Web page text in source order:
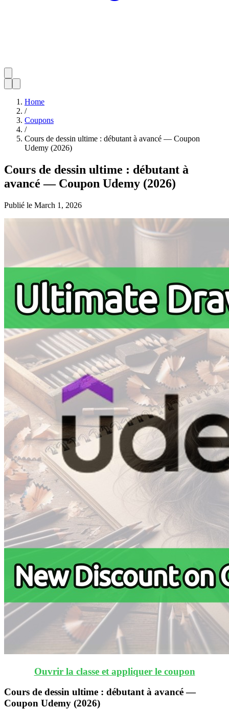
Home
/
Coupons
/
Cours de dessin ultime : débutant à avancé — Coupon
Udemy (2026)
Cours de dessin ultime : débutant à
avancé — Coupon Udemy (2026)
Publié le March 1, 2026
Ouvrir la classe et appliquer le coupon
Cours de dessin ultime : débutant à avancé —
Coupon Udemy (2026)